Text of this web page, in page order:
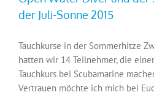
der Juli-Sonne 2015
Tauchkurse in der Sommerhitze
hatten wir 14 Teilnehmer, die
Tauchkurs bei Scubamarine
Vertrauen möchte ich mich bei